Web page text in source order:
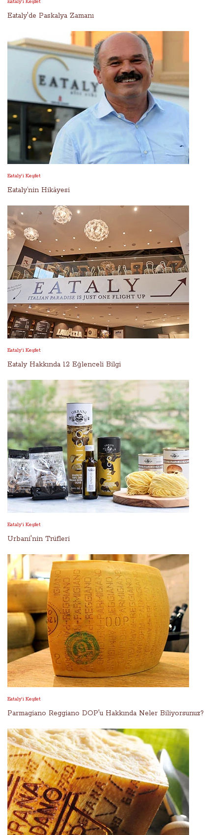
Eataly’i Keşfet
Eataly'de Paskalya Zamanı
Eataly’i Keşfet
Eataly’nin Hikâyesi
Eataly’i Keşfet
Eataly Hakkında 12 Eğlenceli Bilgi
Eataly’i Keşfet
Urbani'nin Trüfleri
Eataly’i Keşfet
Parmagiano Reggiano DOP'u Hakkında Neler Biliyorsunuz?